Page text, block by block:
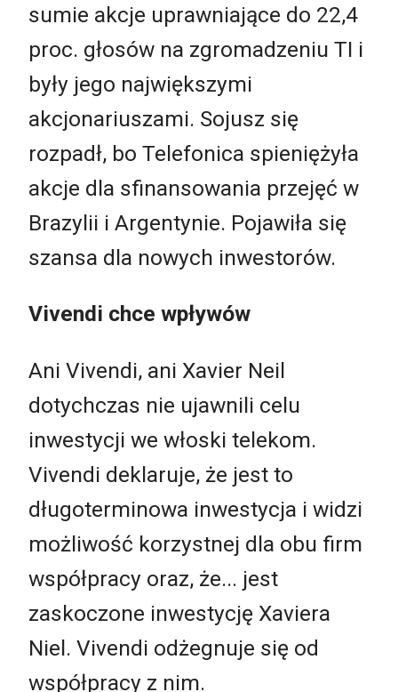
sumie akcje uprawniające do 22,4
proc. głosów na zgromadzeniu TI i
były jego największymi
akcjonariuszami. Sojusz się
rozpadł, bo Telefonica spieniężyła
akcje dla sfinansowania przejęć w
Brazylii i Argentynie. Pojawiła się
szansa dla nowych inwestorów.
Vivendi chce wpływów
Ani Vivendi, ani Xavier Neil
dotychczas nie ujawnili celu
inwestycji we włoski telekom.
Vivendi deklaruje, że jest to
długoterminowa inwestycja i widzi
możliwość korzystnej dla obu firm
współpracy oraz, że... jest
zaskoczone inwestycję Xaviera
Niel. Vivendi odżegnuje się od
współpracy z nim.